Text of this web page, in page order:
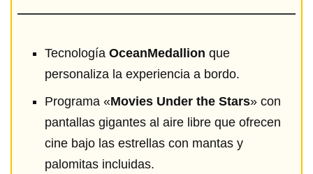
Tecnología OceanMedallion que
personaliza la experiencia a bordo.
Programa «Movies Under the Stars» con
pantallas gigantes al aire libre que ofrecen
cine bajo las estrellas con mantas y
palomitas incluidas.